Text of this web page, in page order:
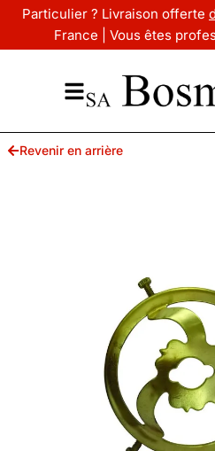
Particulier ? Livraison offerte
France | Vous êtes
Revenir en arrière